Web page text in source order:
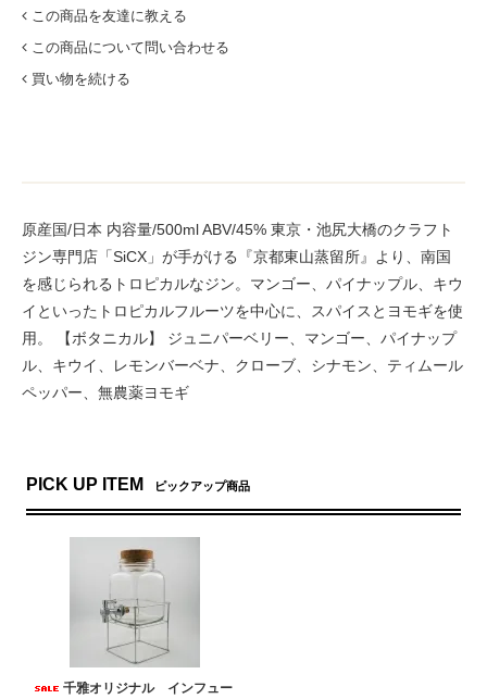
この商品を友達に教える
この商品について問い合わせる
買い物を続ける
原産国/日本 内容量/500ml ABV/45% 東京・池尻大橋のクラフト
ジン専門店「SiCX」が手がける『京都東山蒸留所』より、南国
を感じられるトロピカルなジン。マンゴー、パイナップル、キウ
イといったトロピカルフルーツを中心に、スパイスとヨモギを使
用。 【ボタニカル】 ジュニパーベリー、マンゴー、パイナップ
ル、キウイ、レモンバーベナ、クローブ、シナモン、ティムール
ペッパー、無農薬ヨモギ
PICK UP ITEM ピックアップ商品
千雅オリジナル インフュー